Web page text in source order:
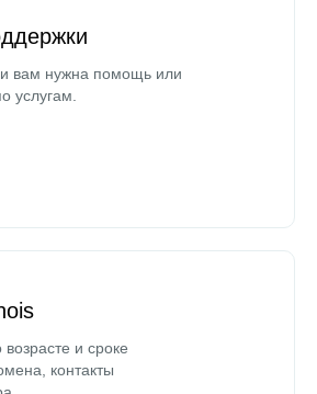
вам нужна помощь или
услугам.
и сроке
контакты